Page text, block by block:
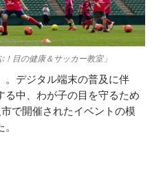
！目の健康＆サッカー教室」
デジタル端末の普及に伴
る中、わが子の目を守るため
で開催されたイベントの模